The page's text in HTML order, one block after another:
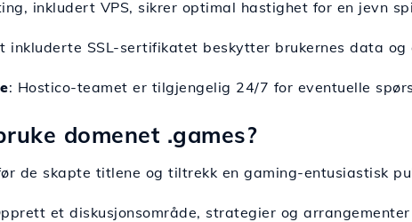
inkludert VPS, sikrer optimal hastighet for en jevn
inkluderte SSL-sertifikatet beskytter brukernes data og
: Hostico-teamet er tilgjengelig 24/7 for eventuelle
domenet .games?
de skapte titlene og tiltrekk en gaming-entusiastisk
et diskusjonsområde, strategier og